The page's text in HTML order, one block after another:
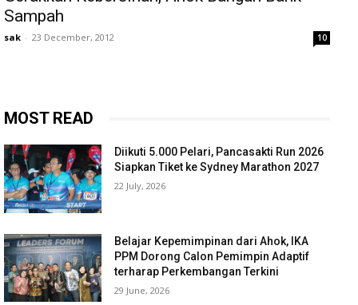
Sampah
sak - 23 December, 2012 10
MOST READ
Diikuti 5.000 Pelari, Pancasakti Run 2026
Siapkan Tiket ke Sydney Marathon 2027
22 July, 2026
Belajar Kepemimpinan dari Ahok, IKA
PPM Dorong Calon Pemimpin Adaptif
terharap Perkembangan Terkini
29 June, 2026